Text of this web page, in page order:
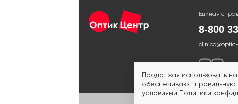
Единая
8-800
Продолжая использовать
обеспечивают правильную
условиями Политики